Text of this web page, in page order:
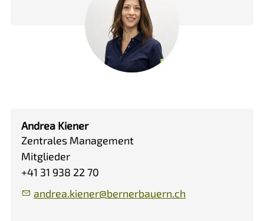
Andrea Kiener
Zentrales Management
Mitglieder
+41 31 938 22 70
ndr
k n r b rn rb rn ch